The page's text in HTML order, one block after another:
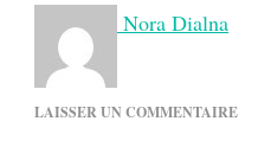
Nora Dialna
LAISSER UN COMMENTAIRESUR